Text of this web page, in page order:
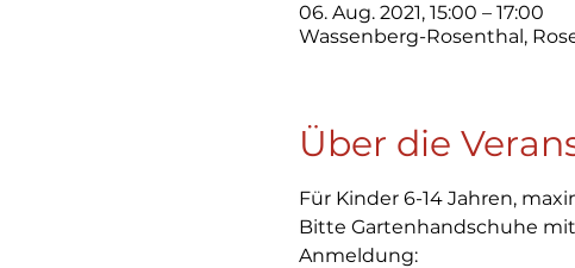
06. Aug. 2021, 15:00 – 17:00
Wassenberg-Rosenthal,
Über die
Für Kinder 6-14 Jahren,
Bitte Gartenhandschuhe
Anmeldung: